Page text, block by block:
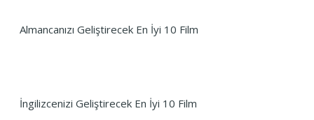
Almancanızı Geliştirecek En İyi 10 Film
İngilizcenizi Geliştirecek En İyi 10 Film